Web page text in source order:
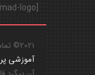
[rev_slider alias="nemad-logo"]
2021© تمامی حقوق این سایت متعلق به
آموزشی